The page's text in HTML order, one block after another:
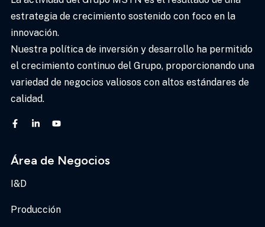
estrategia de crecimiento sostenido con foco en la
innovación.
Nuestra política de inversión y desarrollo ha permitido
el crecimiento continuo del Grupo, proporcionando una
variedad de negocios valiosos con altos estándares de
calidad.
Área de Negocios
I&D
Producción